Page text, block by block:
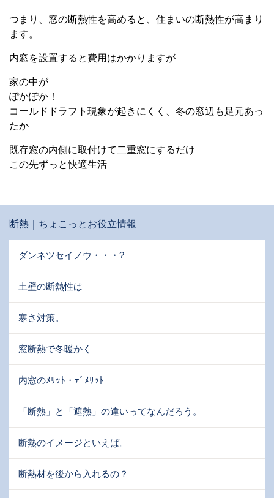
つまり、窓の断熱性を高めると、住まいの断熱性が高まり
ます。
内窓を設置すると費用はかかりますが
家の中が
ぽかぽか！
コールドドラフト現象が起きにくく、冬の窓辺も足元あっ
たか
既存窓の内側に取付けて二重窓にするだけ
この先ずっと快適生活
断熱｜ちょこっとお役立情報
ダンネツセイノウ・・・?
土壁の断熱性は
寒さ対策。
窓断熱で冬暖かく
内窓のﾒﾘｯﾄ・ﾃﾞﾒﾘｯﾄ
「断熱」と「遮熱」の違いってなんだろう。
断熱のイメージといえば。
断熱材を後から入れるの？